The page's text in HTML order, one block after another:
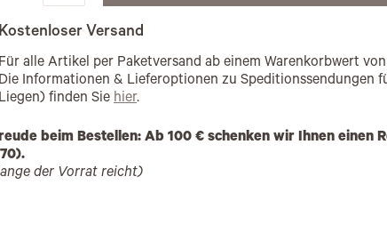
Kostenloser Versand
Für alle Artikel per Paketversand ab einem Warenkorbwert
Die Informationen & Lieferoptionen zu Speditionssendungen
Liegen) finden Sie hier.
beim Bestellen: Ab 100 € schenken wir Ihnen einen
der Vorrat reicht)